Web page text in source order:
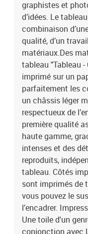
touche à vos intérieurs,
chaque goût. Notre offre
mortes, des paysages,
tableaux abstraits, des
connus, des cartes du
beaucoup d’autres.Le
regards,
Parmi nos propositions,
salon, des tableaux
apaisants pour les
personnalisent
tableaux joyeux pour les
également décorer les
comme la cuisine, la
de la pièce où il se
caractère unique et
habitants et invités. Le
des occasions telles que
symbole d’une nouvelle
Saint-
Sun" changer votre
graphistes et
d’idées. Le
combinaison
qualité, d’un
matériaux.Des
tableau "Tableau
imprimé sur un
parfaitement les
un châssis léger
respectueux de
première qualité
haute gamme,
intenses et des
reproduits,
tableau. Côtés
sont imprimés de
vous pouvez le
l’encadrer.
Une toile d'un
conjonction avec